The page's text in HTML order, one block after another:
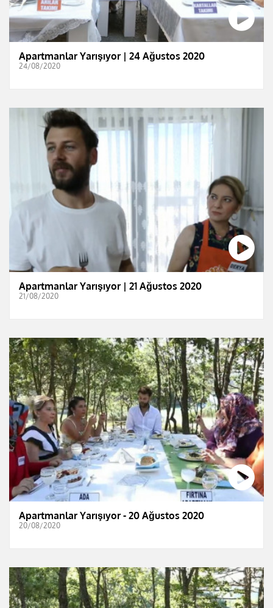
Apartmanlar Yarışıyor | 24 Ağustos 2020
24/08/2020
Apartmanlar Yarışıyor | 21 Ağustos 2020
21/08/2020
Apartmanlar Yarışıyor - 20 Ağustos 2020
20/08/2020